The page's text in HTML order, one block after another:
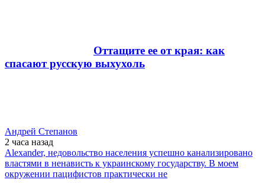
Оттащите ее от края: как
спасают русскую выхухоль
Андрей Степанов
2 часа назад
Alexander, недовольство населения успешно канализировано
властями в ненависть к украинскому государству. В моем
окружении пацифистов практически не